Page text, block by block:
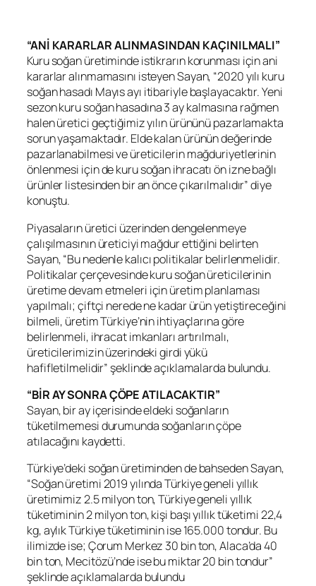
“ANİ KARARLAR ALINMASINDAN KAÇINILMALI”
Kuru soğan üretiminde istikrarın korunması için ani
kararlar alınmamasını isteyen Sayan, “2020 yılı kuru
soğan hasadı Mayıs ayı itibariyle başlayacaktır. Yeni
sezon kuru soğan hasadına 3 ay kalmasına rağmen
halen üretici geçtiğimiz yılın ürününü pazarlamakta
sorun yaşamaktadır. Elde kalan ürünün değerinde
pazarlanabilmesi ve üreticilerin mağduriyetlerinin
önlenmesi için de kuru soğan ihracatı ön izne bağlı
ürünler listesinden bir an önce çıkarılmalıdır” diye
konuştu.
Piyasaların üretici üzerinden dengelenmeye
çalışılmasının üreticiyi mağdur ettiğini belirten
Sayan, “Bu nedenle kalıcı politikalar belirlenmelidir.
Politikalar çerçevesinde kuru soğan üreticilerinin
üretime devam etmeleri için üretim planlaması
yapılmalı; çiftçi nerede ne kadar ürün yetiştireceğini
bilmeli, üretim Türkiye’nin ihtiyaçlarına göre
belirlenmeli, ihracat imkanları artırılmalı,
üreticilerimizin üzerindeki girdi yükü
hafifletilmelidir” şeklinde açıklamalarda bulundu.
“BİR AY SONRA ÇÖPE ATILACAKTIR”
Sayan, bir ay içerisinde eldeki soğanların
tüketilmemesi durumunda soğanların çöpe
atılacağını kaydetti.
Türkiye’deki soğan üretiminden de bahseden Sayan,
“Soğan üretimi 2019 yılında Türkiye geneli yıllık
üretimimiz 2.5 milyon ton, Türkiye geneli yıllık
tüketiminin 2 milyon ton, kişi başı yıllık tüketimi 22,4
kg, aylık Türkiye tüketiminin ise 165.000 tondur. Bu
ilimizde ise; Çorum Merkez 30 bin ton, Alaca’da 40
bin ton, Mecitözü’nde ise bu miktar 20 bin tondur”
şeklinde açıklamalarda bulundu